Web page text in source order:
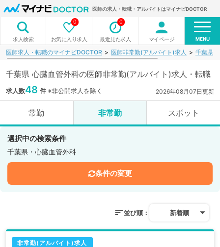
医師の求人・転職・アルバイトはマイナビDOCTOR
求人検索 お気に入り求人
0
最近見た求人
0
マイページ MENU
医師求人・転職のマイナビDOCTOR 医師非常勤(アルバイト)求人 千葉県
千葉県 心臓血管外科の医師非常勤(アルバイト)求人・転職
求人数48 件※非公開求人を除く 2026年08月07日更新
常勤 非常勤 スポット
選択中の検索条件
千葉県・心臓血管外科
条件の変更
並び順： 新着順
非常勤(アルバイト)求人